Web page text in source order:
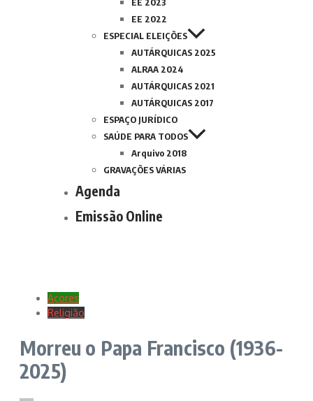
EE 2022
ESPECIAL ELEIÇÕES
AUTÁRQUICAS 2025
ALRAA 2024
AUTÁRQUICAS 2021
AUTÁRQUICAS 2017
ESPAÇO JURÍDICO
SAÚDE PARA TODOS
Arquivo 2018
GRAVAÇÕES VÁRIAS
Agenda
Emissão Online
Açores
Religião
Morreu o Papa Francisco (1936-
2025)